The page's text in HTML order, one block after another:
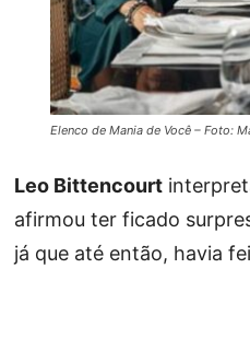
Elenco de Mania de Você – Foto:
Leo Bittencourt
afirmou ter ficado
já que até então, havia